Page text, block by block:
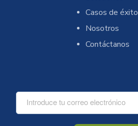
Casos de éxito
Nosotros
Contáctanos
C
r